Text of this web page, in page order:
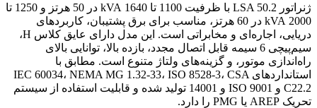
ژنراتور LSA 50.2 با ظرفیت 1100 تا 1640 kVA در 50 هرتز و 1250 تا
2000 kVA در 60 هرتز، مناسب برای برق پشتیبان، کاربردهای
دریایی، اجاره‌ای و مخابراتی است. این مدل دارای عایق کلاس H،
سیم‌پیچی 6 سیمه قابل اتصال مجدد، بازده بالا، توانایی بالای
راه‌اندازی موتور، و گزینه‌های ولتاژ متنوع است. مطابق با
استانداردهای IEC 60034، NEMA MG 1.32-33، ISO 8528-3، CSA
C22.2 و ISO 9001 و 14001 تولید شده و قابلیت استفاده از سیستم
تحریک AREP یا PMG را دارد.